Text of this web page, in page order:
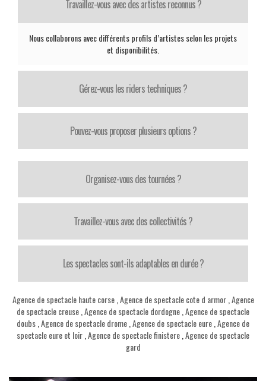
Travaillez-vous avec des artistes reconnus ?
Nous collaborons avec différents profils d’artistes selon les projets
et disponibilités.
Gérez-vous les riders techniques ?
Pouvez-vous proposer plusieurs options ?
Organisez-vous des tournées ?
Travaillez-vous avec des collectivités ?
Les spectacles sont-ils adaptables en durée ?
Agence de spectacle haute corse, Agence de spectacle cote d armor, Agence
de spectacle creuse Agence de spectacle dordogne Agence de spectacle
doubs Agence de spectacle drome Agence de spectacle eure Agence de
spectacle eure et loir Agence de spectacle finistere Agence de spectacle
gard